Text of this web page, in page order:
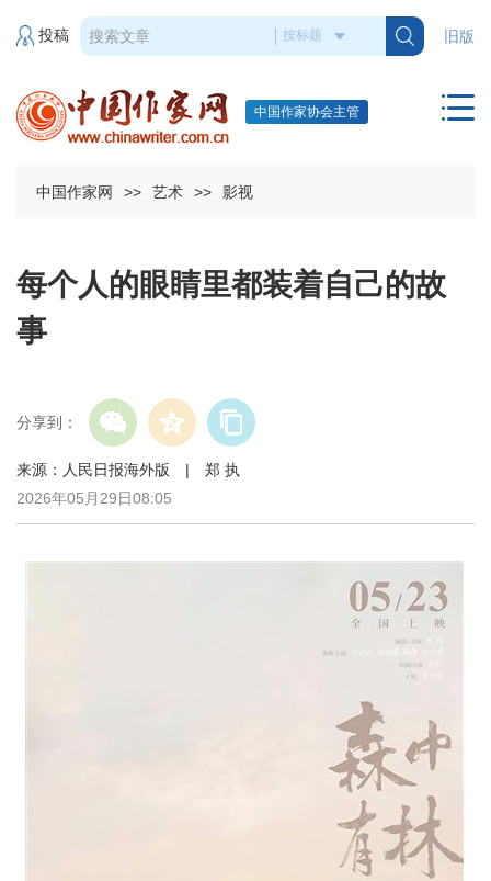
旧版
投稿
中国作家协会主管
中国作家网 >> 艺术 >> 影视
每个人的眼睛里都装着自己的故
事
分享到：
来源：人民日报海外版 | 郑 执
2026年05月29日08:05